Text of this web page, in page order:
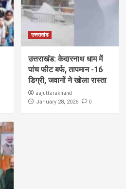
उत्तराखंड
उत्तराखंड: केदारनाथ धाम में
पांच फीट बर्फ, तापमान -16
डिग्री, जवानों ने खोला रास्ता
aajuttarakhand
January 28, 2026 0